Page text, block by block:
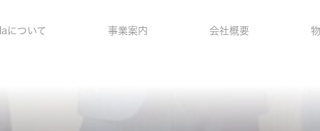
について 事業案内 会社概要